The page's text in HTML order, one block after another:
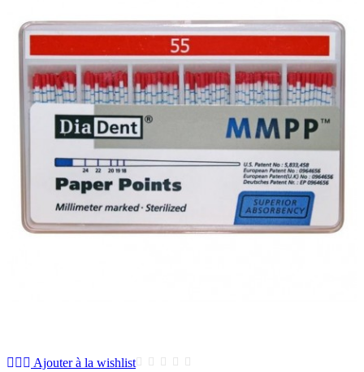
Ajouter à la wishlist